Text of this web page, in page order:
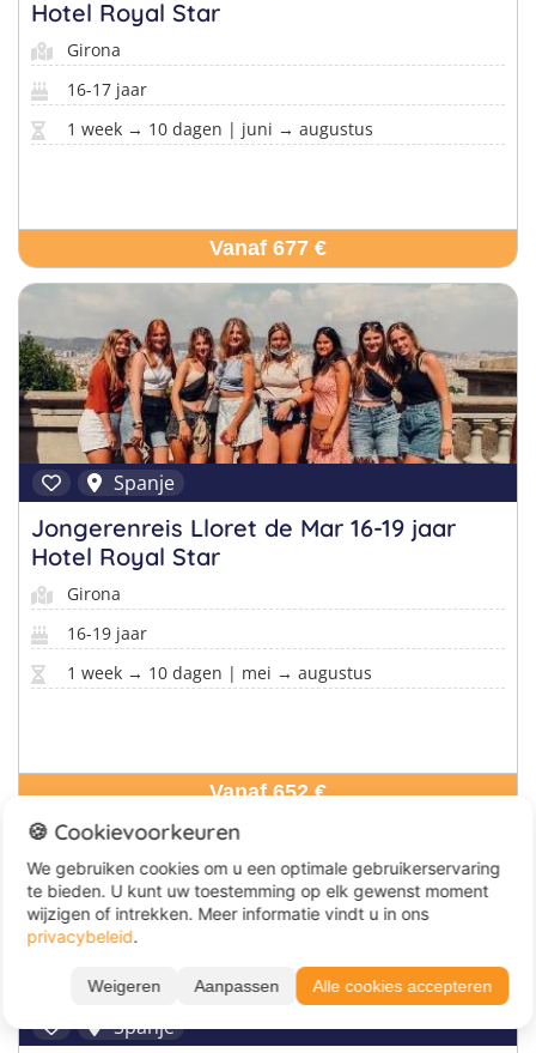
Hotel Royal Star
Girona
16-17 jaar
1 week → 10 dagen | juni → augustus
Vanaf 677 €
Spanje
Jongerenreis Lloret de Mar 16-19 jaar
Hotel Royal Star
Girona
16-19 jaar
1 week → 10 dagen | mei → augustus
Vanaf 652 €
Spanje
🍪 Cookievoorkeuren
We gebruiken cookies om u een optimale gebruikerservaring
te bieden. U kunt uw toestemming op elk gewenst moment
wijzigen of intrekken. Meer informatie vindt u in ons
privacybeleid.
Weigeren Aanpassen Alle cookies accepteren